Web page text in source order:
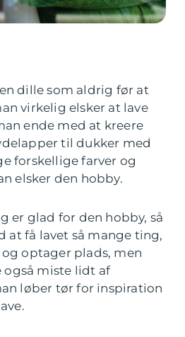
dille som aldrig før at
virkelig elsker at lave
ende med at kreere
til dukker med
forskellige farver og
elsker den hobby.
er glad for den hobby, så
at få lavet så mange ting,
optager plads, men
også miste lidt af
løber tør for inspiration